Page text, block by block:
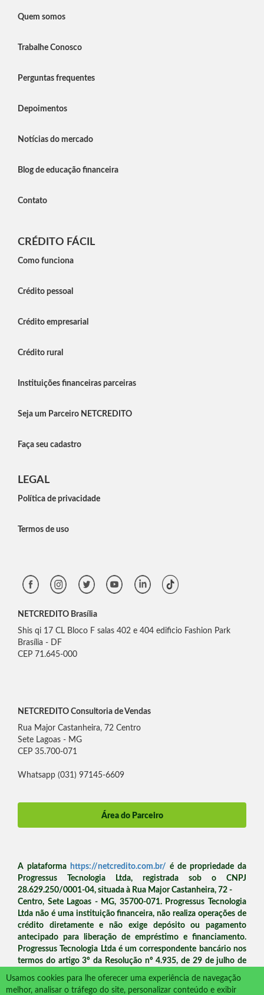
Quem somos
Trabalhe Conosco
Perguntas frequentes
Depoimentos
Notícias do mercado
Blog de educação financeira
Contato
CRÉDITO FÁCIL
Como funciona
Crédito pessoal
Crédito empresarial
Crédito rural
Instituições financeiras parceiras
Seja um Parceiro NETCREDITO
Faça seu cadastro
LEGAL
Política de privacidade
Termos de uso
NETCREDITO Brasília
Shis qi 17 CL Bloco F salas 402 e 404 edificio Fashion Park
Brasília - DF
CEP 71.645-000
NETCREDITO Consultoria de Vendas
Rua Major Castanheira, 72 Centro
Sete Lagoas - MG
CEP 35.700-071
Whatsapp (031) 97145-6609
Área do Parceiro
A plataforma https://netcredito.com.br/ é de propriedade da
Progressus Tecnologia Ltda, registrada sob o CNPJ
28.629.250/0001-04, situada à Rua Major Castanheira, 72 -
Centro, Sete Lagoas - MG, 35700-071. Progressus Tecnologia
Ltda não é uma instituição financeira, não realiza operações de
crédito diretamente e não exige depósito ou pagamento
antecipado para liberação de empréstimo e financiamento.
Progressus Tecnologia Ltda é um correspondente bancário nos
termos do artigo 3º da Resolução nº 4.935, de 29 de julho de
2021 do Banco Central. Dúvidas e contato:
atendimento@netcredito.com.br
Usamos cookies para lhe oferecer uma experiência de navegação
melhor, analisar o tráfego do site, personalizar conteúdo e exibir